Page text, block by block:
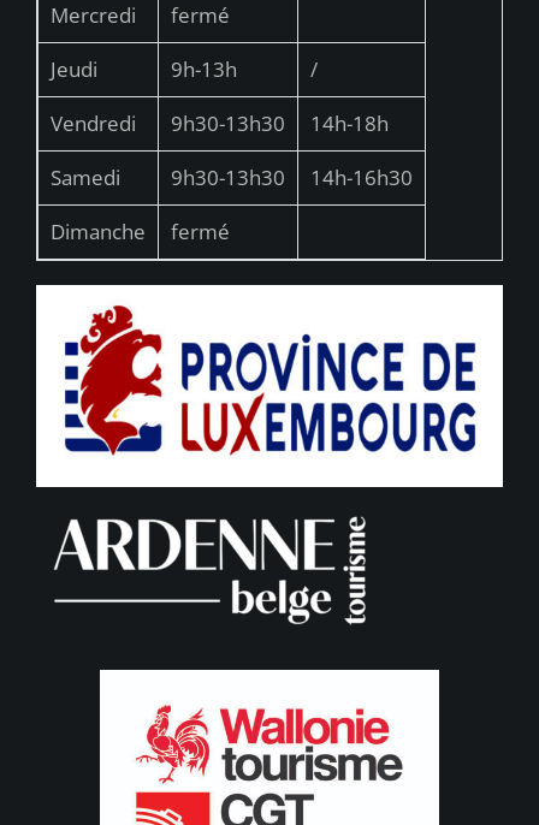
Mercredi
fermé
Jeudi
9h-13h
/
Vendredi
9h30-13h30
14h-18h
Samedi
9h30-13h30
14h-16h30
Dimanche
fermé